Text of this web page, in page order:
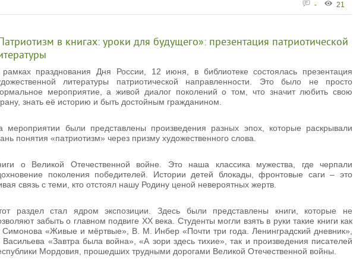
- 21
в книгах: уроки для будущего»: презентация патриотической
празднования Дня России, 12 июня, в библиотеке состоялась презентация
литературы патриотической направленности. Это было не просто
мероприятие, а живой диалог поколений о том, что значит любить свою
знать её историю и быть достойным гражданином.
мероприятии были представлены произведения разных эпох, которые раскрывали
понятия «патриотизм» через призму художественного слова.
о Великой Отечественной войне. Это наша классика мужества, где черпали
поколения победителей. Истории детей блокады, фронтовые саги – это
связь с теми, кто отстоял нашу Родину ценой невероятных жертв.
раздел стал ядром экспозиции. Здесь были представлены книги, которые не
забыть о главном подвиге XX века. Студенты могли взять в руки такие книги как
Симонова «Живые и мёртвые», В. М. Инбер «Почти три года. Ленинградский дневник»,
Васильева «Завтра была война», «А зори здесь тихие», так и произведения писателей
Мордовия, прошедших трудными дорогами Великой Отечественной войны.